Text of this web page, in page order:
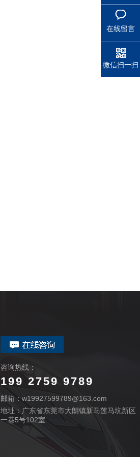
咨询热线：
199 2759 9789
邮箱：w19927599789@163.com
地址：广东省东莞市大朗镇新马莲马坑新区
一巷5号102室
在线留言
微信扫一扫